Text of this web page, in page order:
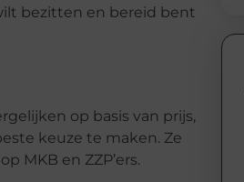
bezitten en bereid bent
op basis van prijs,
keuze te maken. Ze
MKB en ZZP’ers.